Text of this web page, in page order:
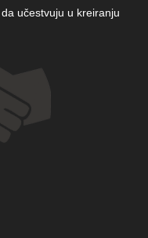
učestvuju u kreiranju